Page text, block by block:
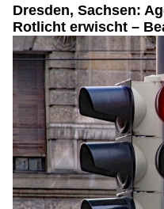
Dresden, Sachsen:
Rotlicht erwischt –